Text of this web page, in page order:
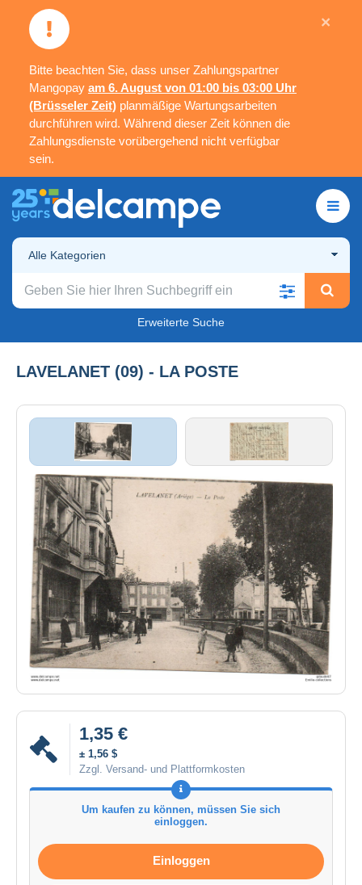
Bitte beachten Sie, dass unser Zahlungspartner
Mangopay am 6. August von 01:00 bis 03:00 Uhr
(Brüsseler Zeit) planmäßige Wartungsarbeiten
durchführen wird. Während dieser Zeit können die
Zahlungsdienste vorübergehend nicht verfügbar
sein.
×
Alle Kategorien
Erweiterte Suche
LAVELANET (09) - LA POSTE
1,35 €
± 1,56 $
Zzgl. Versand- und Plattformkosten
Um kaufen zu können, müssen Sie sich
einloggen.
Einloggen